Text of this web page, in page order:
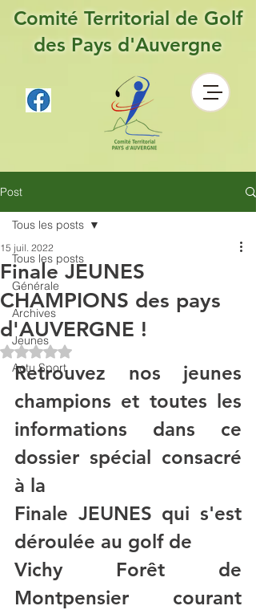
Comité Territorial de Golf
des Pays d'Auvergne
Post
Tous les posts
Générale
Archives
Jeunes
Actu Sport
Tous les posts
Finale JEUNES
CHAMPIONS des pays
d'AUVERGNE !
15 juil. 2022
Noté NaN étoiles sur 5.
Retrouvez nos jeunes
champions et toutes les
informations dans ce
dossier spécial consacré
à la
Finale JEUNES qui s'est
déroulée au golf de
Vichy Forêt de
Montpensier courant